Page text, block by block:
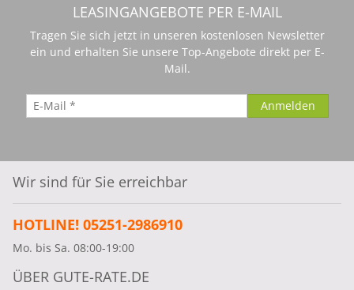
LEASINGANGEBOTE PER E-MAIL
Tragen Sie sich jetzt in unseren kostenlosen Newsletter
ein und erhalten Sie unsere Top-Angebote direkt per E-
Mail.
Wir sind für Sie erreichbar
HOTLINE! 05251-2986910
Mo. bis Sa. 08:00-19:00
ÜBER GUTE-RATE.DE